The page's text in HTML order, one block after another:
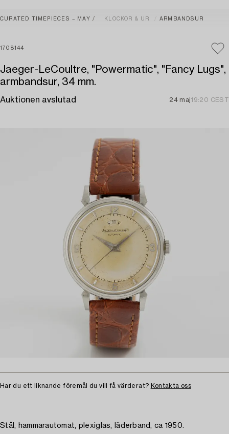
CURATED TIMEPIECES – MAY KLOCKOR & UR ARMBANDSUR
1708144
Jaeger-LeCoultre, "Powermatic", "Fancy Lugs",
armbandsur, 34 mm.
Auktionen avslutad 24 maj19:20 CEST
Har du ett liknande föremål du vill få värderat? Kontakta oss
Stål, hammarautomat, plexiglas, läderband, ca 1950.